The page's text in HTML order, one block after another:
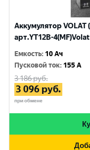
Аккумулятор VOLAT
арт.YT12B-4(MF)Volat
Емкость: 10 Ач
Пусковой ток: 155 A
3 186руб.
3 096 руб.
при обмене